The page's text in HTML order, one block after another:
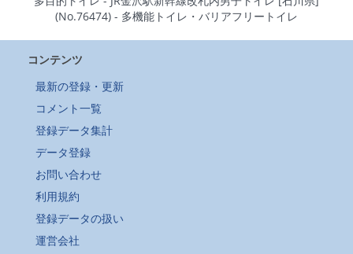
(No.76474) - 多機能トイレ・バリアフリートイレ
コンテンツ
最新の登録・更新
コメント一覧
登録データ集計
データ登録
お問い合わせ
利用規約
登録データの扱い
運営会社